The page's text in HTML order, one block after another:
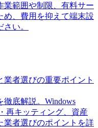
業範囲や制限、有料サー
め、費用を抑えて端末設
い。
者選びの重要ポイント
底解説。Windows
再キッティング、資産
業者選びのポイントを詳